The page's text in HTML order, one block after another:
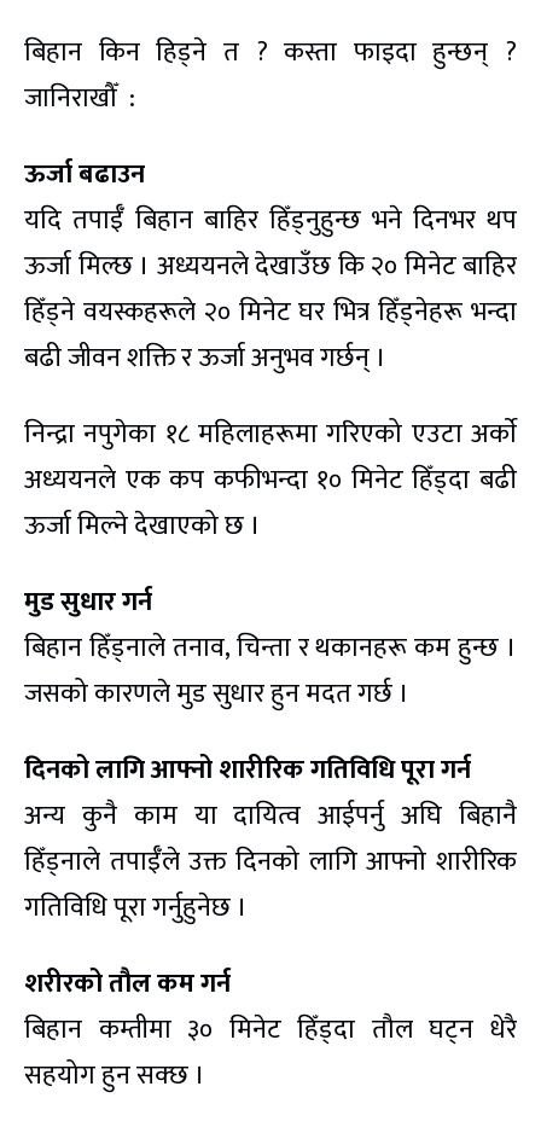
बिहान किन हिड्ने त ? कस्ता फाइदा हुन्छन् ?
जानिराखौँ :
ऊर्जा बढाउन
यदि तपाईँ बिहान बाहिर हिँड्नुहुन्छ भने दिनभर थप
ऊर्जा मिल्छ । अध्ययनले देखाउँछ कि २० मिनेट बाहिर
हिँड्ने वयस्कहरूले २० मिनेट घर भित्र हिँड्नेहरू भन्दा
बढी जीवन शक्ति र ऊर्जा अनुभव गर्छन् ।
निन्द्रा नपुगेका १८ महिलाहरूमा गरिएको एउटा अर्काे
अध्ययनले एक कप कफीभन्दा १० मिनेट हिँड्दा बढी
ऊर्जा मिल्ने देखाएको छ ।
मुड सुधार गर्न
बिहान हिँड्नाले तनाव, चिन्ता र थकानहरू कम हुन्छ ।
जसको कारणले मुड सुधार हुन मदत गर्छ ।
दिनको लागि आफ्नो शारीरिक गतिविधि पूरा गर्न
अन्य कुनै काम या दायित्व आईपर्नु अघि बिहानै
हिँड्नाले तपाईँले उक्त दिनको लागि आफ्नो शारीरिक
गतिविधि पूरा गर्नुहुनेछ ।
शरीरको तौल कम गर्न
बिहान कम्तीमा ३० मिनेट हिँड्दा तौल घट्न धेरै
सहयोग हुन सक्छ ।